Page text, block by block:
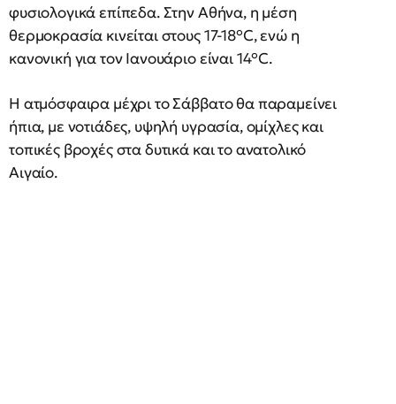
φυσιολογικά επίπεδα. Στην Αθήνα, η μέση
θερμοκρασία κινείται στους 17-18°C, ενώ η
κανονική για τον Ιανουάριο είναι 14°C.
Η ατμόσφαιρα μέχρι το Σάββατο θα παραμείνει
ήπια, με νοτιάδες, υψηλή υγρασία, ομίχλες και
τοπικές βροχές στα δυτικά και το ανατολικό
Αιγαίο.